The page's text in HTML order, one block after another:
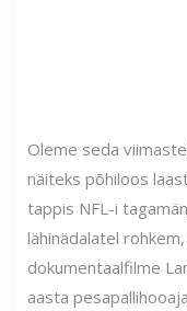
Oleme seda
näiteks põhiloos
tappis NFL-i
lähinädalatel
dokumentaalfilme
aasta